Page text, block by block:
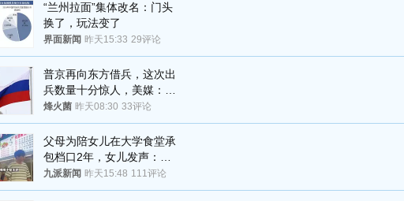
“兰州拉面”集体改名：门头
换了，玩法变了
界面新闻 昨天15:33 29评论
普京再向东方借兵，这次出
兵数量十分惊人，美媒：俄
朝要动真格？
烽火菌 昨天08:30 33评论
父母为陪女儿在大学食堂承
包档口2年，女儿发声：初
衷是为了陪伴，毕业后将不
再营业
九派新闻 昨天15:48 111评论